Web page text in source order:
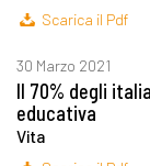
Scarica il Pdf
30 Marzo 2021
Il 70% degli
educativa
Vita